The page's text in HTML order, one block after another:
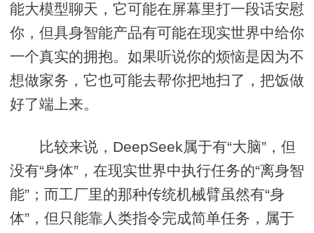
能大模型聊天，它可能在屏幕里打一段话安慰
你，但具身智能产品有可能在现实世界中给你
一个真实的拥抱。如果听说你的烦恼是因为不
想做家务，它也可能去帮你把地扫了，把饭做
好了端上来。
比较来说，DeepSeek属于有“大脑”，但
没有“身体”，在现实世界中执行任务的“离身智
能”；而工厂里的那种传统机械臂虽然有“身
体”，但只能靠人类指令完成简单任务，属于